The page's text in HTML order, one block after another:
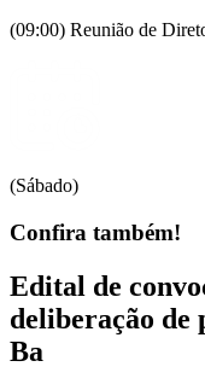
(09:00) Reunião de
(Sábado)
Confira também!
Edital de
deliberação de
Ba